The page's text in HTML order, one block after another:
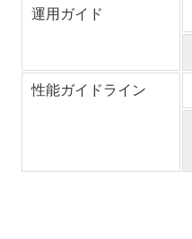
運用ガイド
性能ガイドライン